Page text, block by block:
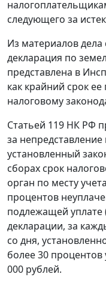
следующего за
Из материалов
декларация по
представлена в
как крайний срок
налоговому
Статьей 119 НК РФ
за
установленный
сборах срок
орган по месту
процентов
подлежащей уплате
декларации, за
со дня,
более 30
000 рублей.